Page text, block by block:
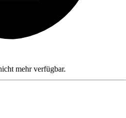
mehr verfügbar.